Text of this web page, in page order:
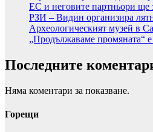
ЕС и неговите партньори ще
РЗИ – Видин организира
Археологическият музей в
„Продължаваме промяната“
Последните
Няма коментари за показване.
Горещи